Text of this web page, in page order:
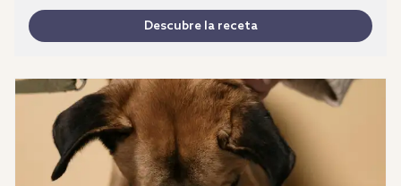
Descubre la receta